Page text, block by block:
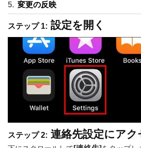
変更の反映
ステップ 1: 設定を開く
ステップ 2: 連絡先設定にアク